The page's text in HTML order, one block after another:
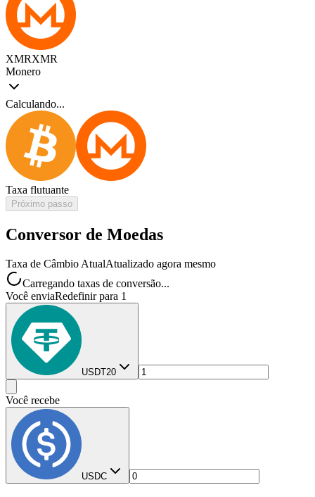
XMRXMR
Monero
Calculando...
Taxa flutuante
Próximo passo
Conversor de Moedas
Taxa de Câmbio AtualAtualizado agora mesmo
Carregando taxas de conversão...
Você enviaRedefinir para 1
USDT20
Você recebe
USDC